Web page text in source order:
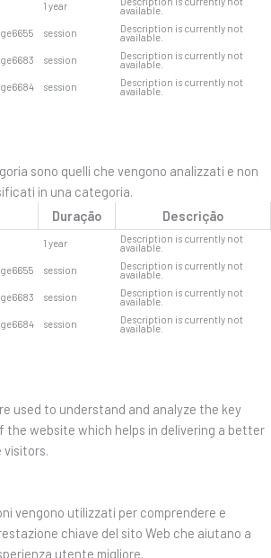
1 year
available.
session Description is currently not
available.
session Description is currently not
available.
session Description is currently not
available.
sono quelli che vengono analizzati e non
in una categoria.
Duração Descrição
1 year Description is currently not
available.
session Description is currently not
available.
session Description is currently not
available.
session Description is currently not
available.
used to understand and analyze the key
the website which helps in delivering a better
visitors.
vengono utilizzati per comprendere e
chiave del sito Web che aiutano a
utente migliore.